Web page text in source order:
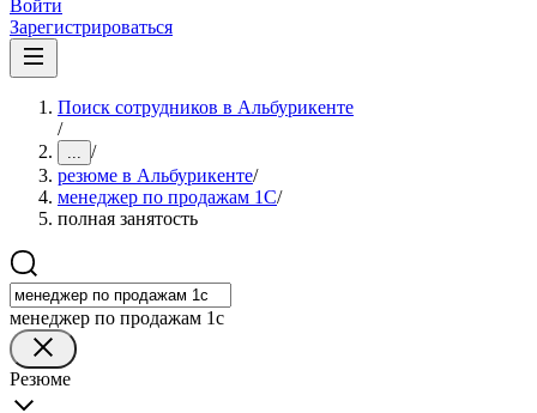
Войти
Зарегистрироваться
Поиск сотрудников в Альбурикенте
/
... /
резюме в Альбурикенте/
менеджер по продажам 1С/
полная занятость
менеджер по продажам 1с
Резюме